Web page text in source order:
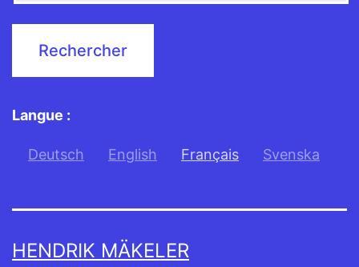
Langue :
Deutsch English Français Svenska
HENDRIK MÄKELER